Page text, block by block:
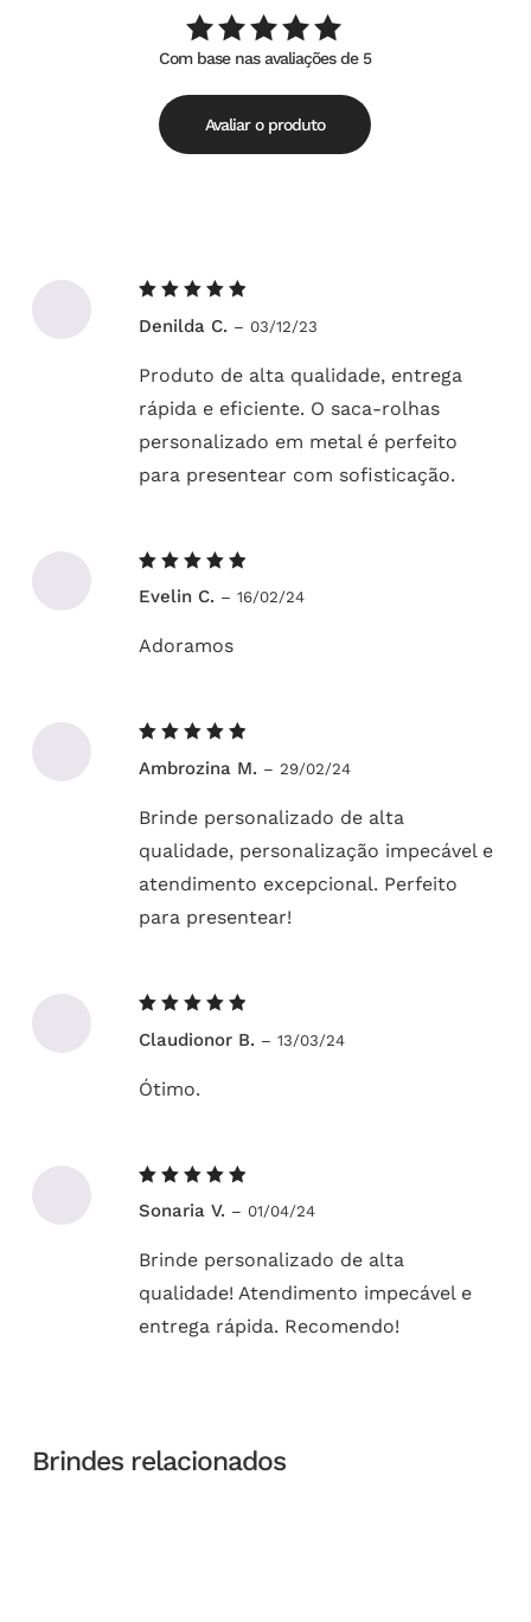
Avaliação
5.00de
5
Com base nas avaliações de 5
Avaliar o produto
5de 5
Denilda C. – 03/12/23
Produto de alta qualidade, entrega
rápida e eficiente. O saca-rolhas
personalizado em metal é perfeito
para presentear com sofisticação.
5de 5
Evelin C. – 16/02/24
Adoramos
5de 5
Ambrozina M. – 29/02/24
Brinde personalizado de alta
qualidade, personalização impecável e
atendimento excepcional. Perfeito
para presentear!
5de 5
Claudionor B. – 13/03/24
Ótimo.
5de 5
Sonaria V. – 01/04/24
Brinde personalizado de alta
qualidade! Atendimento impecável e
entrega rápida. Recomendo!
Brindes relacionados